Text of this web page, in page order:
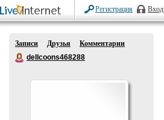
Регистрация Вход
Записи Друзья
Комментарии
dellcoons468288